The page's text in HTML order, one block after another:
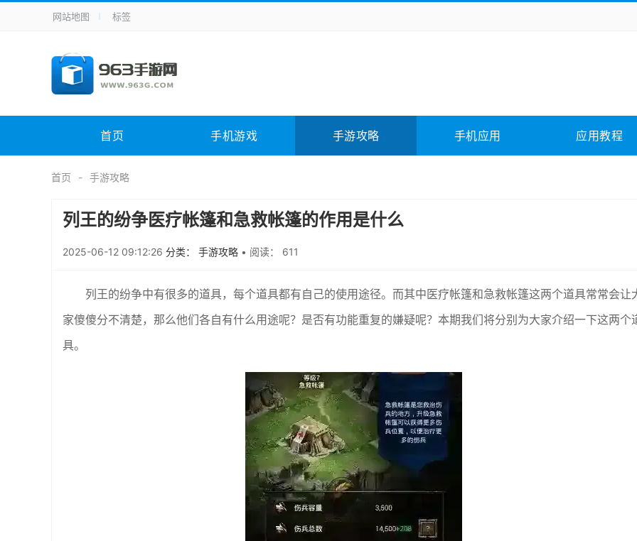
手机应用
手机游戏 体育竞技
电脑软件 其它类别 图形软件 安全相关 应用软件 影音软件 插件下载
未分类 综合其它
网站地图 标签
首页 手机游戏 手游攻略 手机应用 应用教程
首页 手游攻略
列王的纷争医疗帐篷和急救帐篷的作用是什么
2025-06-12 09:12:26 分类： 手游攻略 • 阅读： 611
列王的纷争中有很多的道具，每个道具都有自己的使用途径。而其中医疗帐篷和急救帐篷这两个道具常常会让
家傻傻分不清楚，那么他们各自有什么用途呢？是否有功能重复的嫌疑呢？本期我们将分别为大家介绍一下这两个
具。